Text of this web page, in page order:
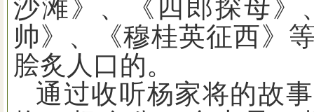
沙滩》、《四郎探母》
帅》、《穆桂英征西》
脍炙人口的。
通过收听杨家将的故